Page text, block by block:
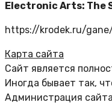
Electronic Arts: The
https://krodek.ru/
Карта сайта
Сайт является
Иногда бывает так,
Администрация